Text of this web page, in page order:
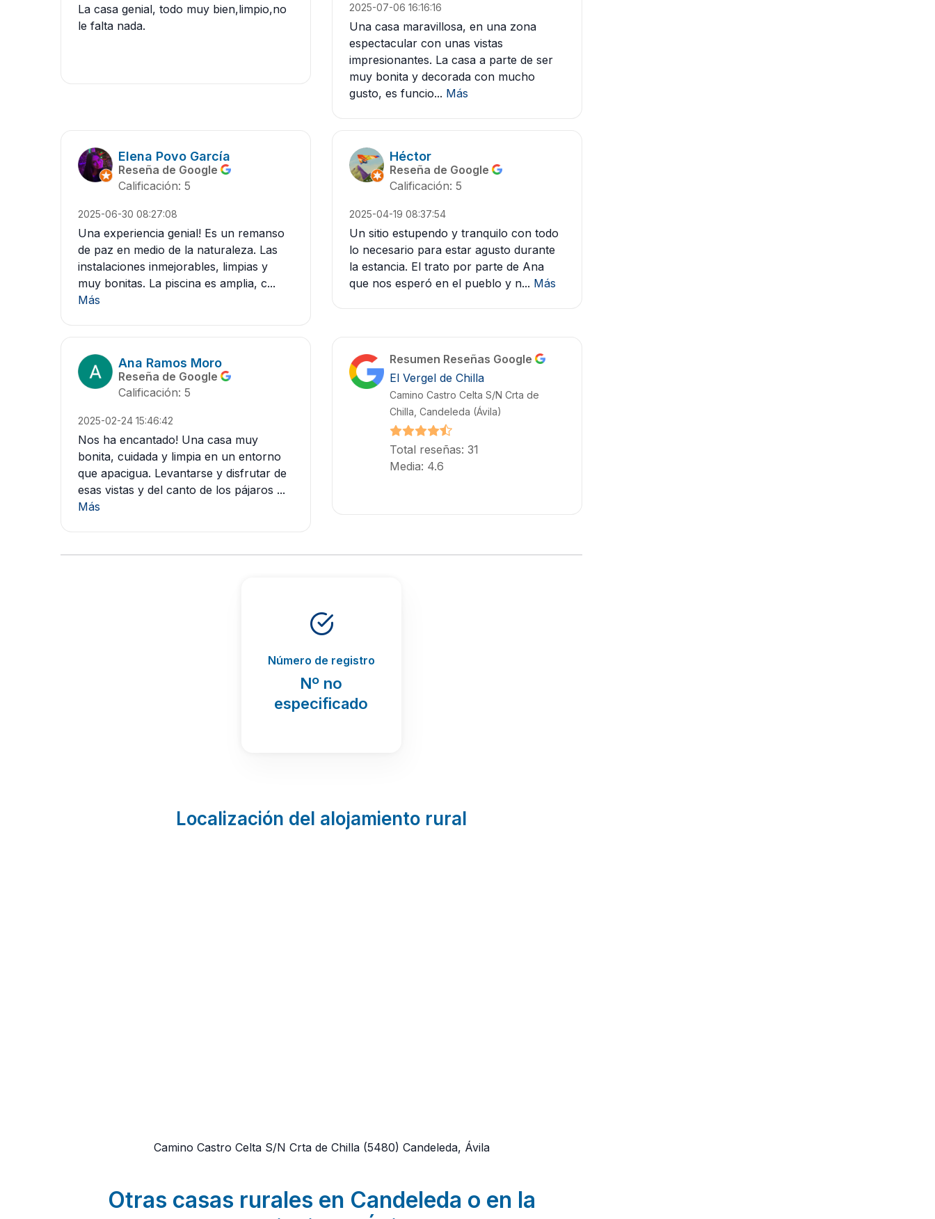
La casa genial, todo muy bien,limpio,no
le falta nada.
2025-07-06 16:16:16
Una casa maravillosa, en una zona
espectacular con unas vistas
impresionantes. La casa a parte de ser
muy bonita y decorada con mucho
gusto, es funcio... Más
Elena Povo García
Reseña de Google
Calificación: 5
2025-06-30 08:27:08
Una experiencia genial! Es un remanso
de paz en medio de la naturaleza. Las
instalaciones inmejorables, limpias y
muy bonitas. La piscina es amplia, c...
Más
Héctor
Reseña de Google
Calificación: 5
2025-04-19 08:37:54
Un sitio estupendo y tranquilo con todo
lo necesario para estar agusto durante
la estancia. El trato por parte de Ana
que nos esperó en el pueblo y n... Más
Ana Ramos Moro
Reseña de Google
Calificación: 5
2025-02-24 15:46:42
Nos ha encantado! Una casa muy
bonita, cuidada y limpia en un entorno
que apacigua. Levantarse y disfrutar de
esas vistas y del canto de los pájaros ...
Más
Resumen Reseñas Google
El Vergel de Chilla
Camino Castro Celta S/N Crta de
Chilla, Candeleda (Ávila)
Total reseñas: 31
Media: 4.6
Número de registro
Nº no
especificado
Localización del alojamiento rural
Camino Castro Celta S/N Crta de Chilla (5480) Candeleda, Ávila
Otras casas rurales en Candeleda o en la